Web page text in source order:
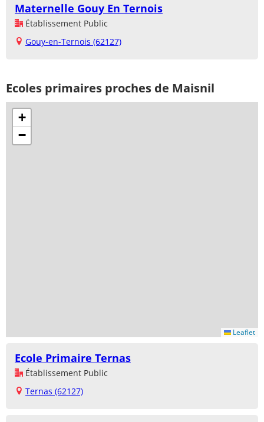
Maternelle Gouy En Ternois
Établissement Public
Gouy-en-Ternois (62127)
Ecoles primaires proches de Maisnil
+
−
Leaflet
Ecole Primaire Ternas
Établissement Public
Ternas (62127)